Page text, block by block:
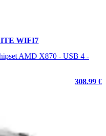
WIFI7
AMD X870 - USB 4 -
308.99 €